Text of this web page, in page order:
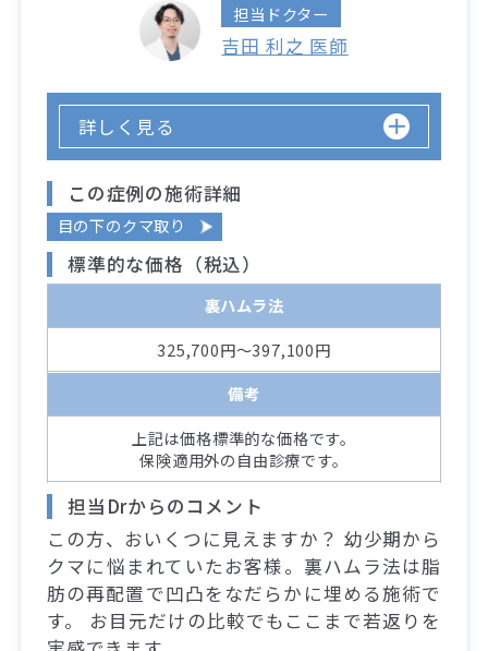
担当ドクター
吉田 利之 医師
詳しく見る
この症例の施術詳細
目の下のクマ取り
標準的な価格（税込）
裏ハムラ法
325,700円～397,100円
備考
上記は価格標準的な価格です。
保険適用外の自由診療です。
担当Drからのコメント
この方、おいくつに見えますか？ 幼少期から
クマに悩まれていたお客様。裏ハムラ法は脂
肪の再配置で凹凸をなだらかに埋める施術で
す。 お目元だけの比較でもここまで若返りを